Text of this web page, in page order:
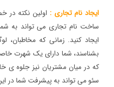
ایجاد نام تجاری :
ساخت نام تجاری می تواند به
ایجاد کنید. زمانی که مخاطبان،
بشناسند، شما دارای یک شهرت
که در میان مشتریان نیز جلوه ی
سئو می تواند به پیشرفت شما در